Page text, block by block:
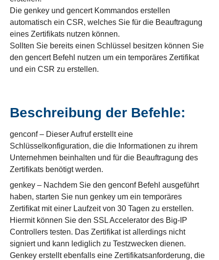
Die genkey und gencert Kommandos erstellen
automatisch ein CSR, welches Sie für die Beauftragung
eines Zertifikats nutzen können.
Sollten Sie bereits einen Schlüssel besitzen können Sie
den gencert Befehl nutzen um ein temporäres Zertifikat
und ein CSR zu erstellen.
Beschreibung der Befehle:
genconf – Dieser Aufruf erstellt eine
Schlüsselkonfiguration, die die Informationen zu ihrem
Unternehmen beinhalten und für die Beauftragung des
Zertifikats benötigt werden.
genkey – Nachdem Sie den genconf Befehl ausgeführt
haben, starten Sie nun genkey um ein temporäres
Zertifikat mit einer Laufzeit von 30 Tagen zu erstellen.
Hiermit können Sie den SSL Accelerator des Big-IP
Controllers testen. Das Zertifikat ist allerdings nicht
signiert und kann lediglich zu Testzwecken dienen.
Genkey erstellt ebenfalls eine Zertifikatsanforderung, die